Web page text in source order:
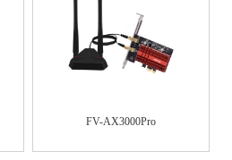
FV-AX3000Pro